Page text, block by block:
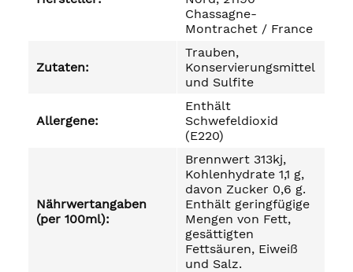
Chassagne-
Montrachet / France
Zutaten:
Trauben,
Konservierungsmittel
und Sulfite
Allergene:
Enthält
Schwefeldioxid
(E220)
Nährwertangaben
(per 100ml):
Brennwert 313kj,
Kohlenhydrate 1,1 g,
davon Zucker 0,6 g.
Enthält geringfügige
Mengen von Fett,
gesättigten
Fettsäuren, Eiweiß
und Salz.